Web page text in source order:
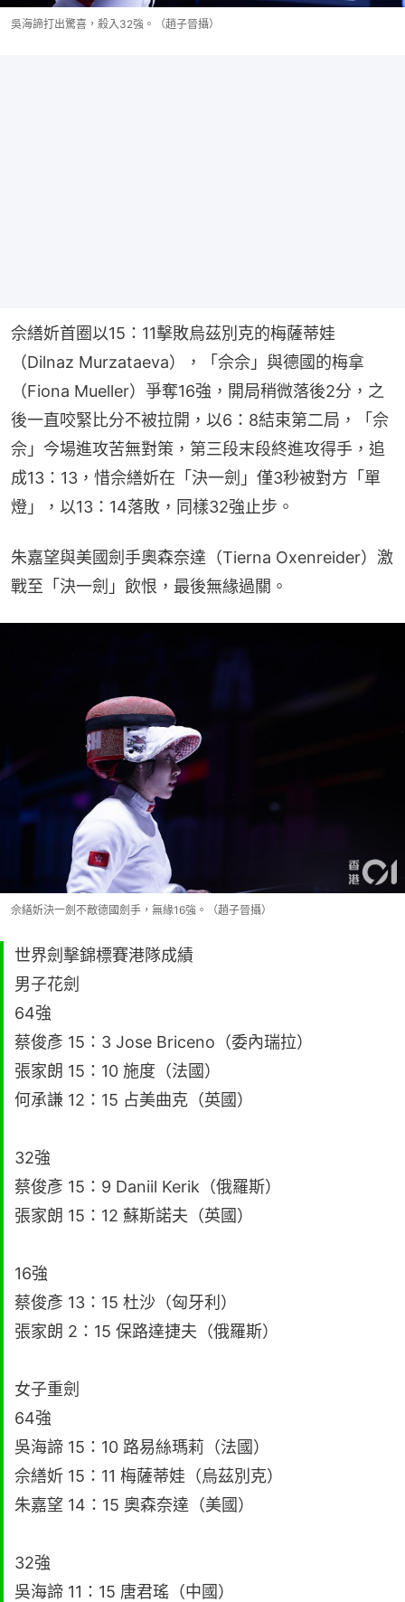
吳海諦打出驚喜，殺入32強。（趙子晉攝）
佘繕妡首圈以15：11擊敗烏茲別克的梅薩蒂娃
（Dilnaz Murzataeva），「佘佘」與德國的梅拿
（Fiona Mueller）爭奪16強，開局稍微落後2分，之
後一直咬緊比分不被拉開，以6：8結束第二局，「佘
佘」今場進攻苦無對策，第三段末段終進攻得手，追
成13：13，惜佘繕妡在「決一劍」僅3秒被對方「單
燈」，以13：14落敗，同樣32強止步。
朱嘉望與美國劍手奧森奈達（Tierna Oxenreider）激
戰至「決一劍」飲恨，最後無緣過關。
佘繕妡決一劍不敵德國劍手，無緣16強。（趙子晉攝）
世界劍擊錦標賽港隊成績
男子花劍
64強
蔡俊彥 15：3 Jose Briceno（委內瑞拉）
張家朗 15：10 施度（法國）
何承謙 12：15 占美曲克（英國）
32強
蔡俊彥 15：9 Daniil Kerik（俄羅斯）
張家朗 15：12 蘇斯諾夫（英國）
16強
蔡俊彥 13：15 杜沙（匈牙利）
張家朗 2：15 保路達捷夫（俄羅斯）
女子重劍
64強
吳海諦 15：10 路易絲瑪莉（法國）
佘繕妡 15：11 梅薩蒂娃（烏茲別克）
朱嘉望 14：15 奧森奈達（美國）
32強
吳海諦 11：15 唐君瑤（中國）